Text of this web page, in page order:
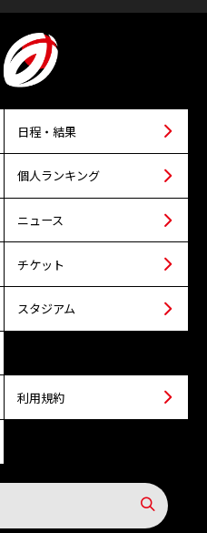
日程・結果
個人ランキング
ニュース
チケット
スタジアム
利用規約